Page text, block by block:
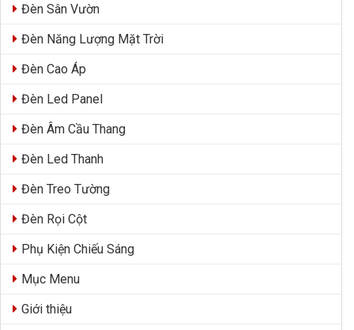
Đèn Sân Vườn
Đèn Năng Lượng Mặt Trời
Đèn Cao Áp
Đèn Led Panel
Đèn Âm Cầu Thang
Đèn Led Thanh
Đèn Treo Tường
Đèn Rọi Cột
Phụ Kiện Chiếu Sáng
Mục Menu
Giới thiệu